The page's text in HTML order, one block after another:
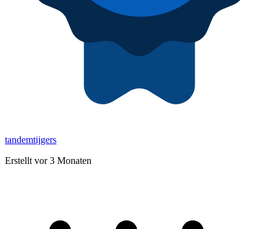
tandemtijgers
Erstellt vor 3 Monaten